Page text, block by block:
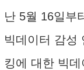
난 5월 16일부
빅데이터 감성
킹에 대한 빅데